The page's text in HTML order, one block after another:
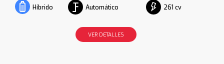
Híbrido Automático 261 cv
VER DETALLES